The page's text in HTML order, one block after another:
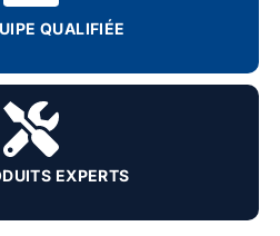
QUALIFIÉE
EXPERTS